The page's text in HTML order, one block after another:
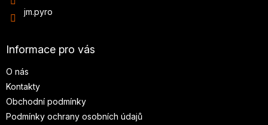
jm.pyro
Informace pro vás
O nás
Kontakty
Obchodní podmínky
Podmínky ochrany osobních údajů